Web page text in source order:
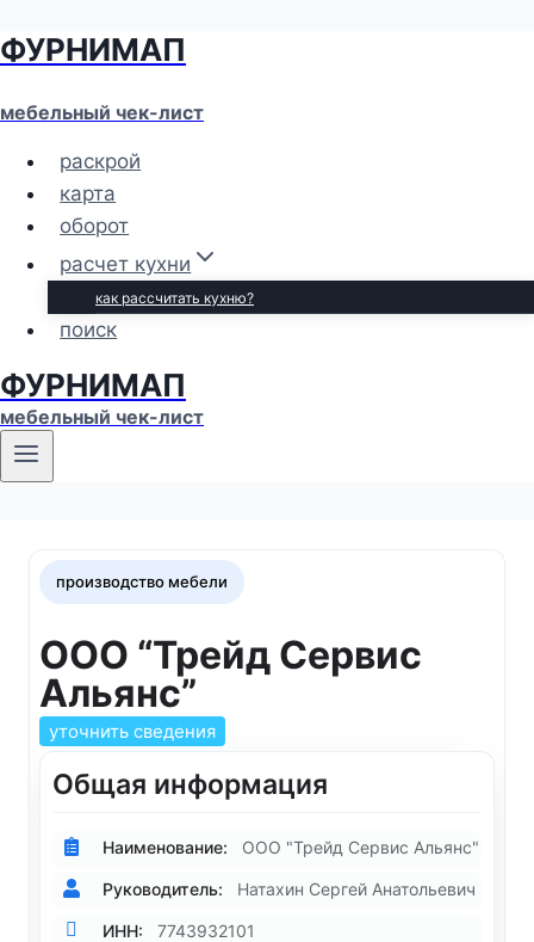
Перейти
содержимому
ФУРНИМАП
мебельный чек-лист
раскрой
карта
оборот
расчет кухни
как рассчитать кухню?
поиск
ФУРНИМАП
мебельный чек-лист
производство мебели
ООО “Трейд Сервис
Альянс”
уточнить сведения
Общая информация
Наименование: ООО "Трейд Сервис Альянс"
Руководитель: Натахин Сергей Анатольевич
ИНН: 7743932101